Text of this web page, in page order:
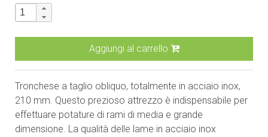
Aggiungi al carrello
Tronchese a taglio obliquo, totalmente in acciaio inox,
210 mm. Questo prezioso attrezzo è indispensabile per
effettuare potature di rami di media e grande
dimensione. La qualità delle lame in acciaio inox